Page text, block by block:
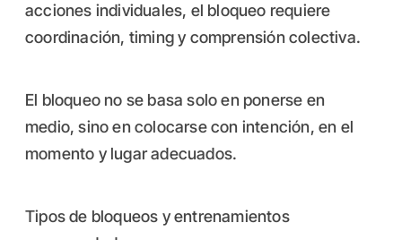
acciones individuales, el bloqueo requiere
coordinación, timing y comprensión colectiva.
El bloqueo no se basa solo en ponerse en
medio, sino en colocarse con intención, en el
momento y lugar adecuados.
Tipos de bloqueos y entrenamientos